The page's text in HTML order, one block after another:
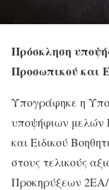
Πρόσκληση
Προσωπικού και
Υπογράφηκε η
υποψήφιων μελών
και Ειδικού
στους τελικούς
Προκηρύξεων